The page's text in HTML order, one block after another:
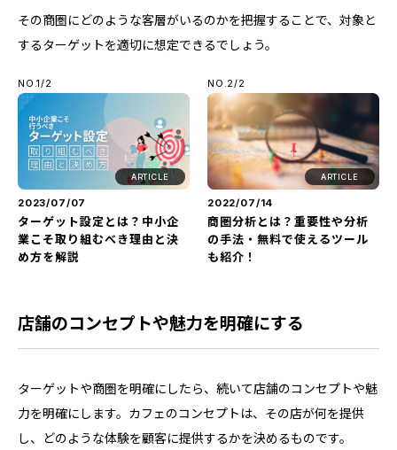
その商圏にどのような客層がいるのかを把握することで、対象と
するターゲットを適切に想定できるでしょう。
NO.1/2
ARTICLE
2023/07/07
ターゲット設定とは？中小企
業こそ取り組むべき理由と決
め方を解説
NO.2/2
ARTICLE
2022/07/14
商圏分析とは？重要性や分析
の手法・無料で使えるツール
も紹介！
店舗のコンセプトや魅力を明確にする
ターゲットや商圏を明確にしたら、続いて店舗のコンセプトや魅
力を明確にします。カフェのコンセプトは、その店が何を提供
し、どのような体験を顧客に提供するかを決めるものです。